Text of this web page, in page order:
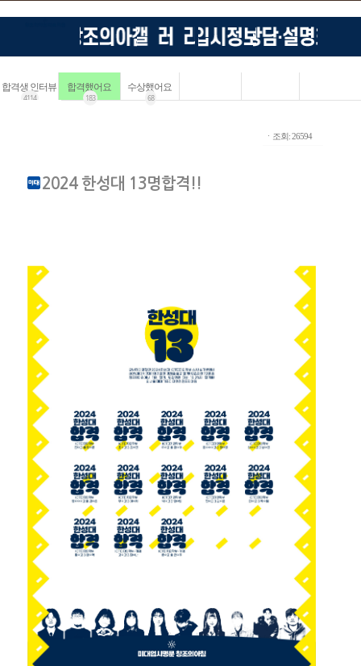
합격생 인터뷰
4114
합격했어요
183
수상했어요
68
ㆍ조회: 26594
2024 한성대 13명합격!!